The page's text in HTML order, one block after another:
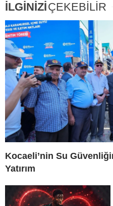
İLGİNİZİÇEKEBİLİR
Kocaeli’nin Su
Yatırım